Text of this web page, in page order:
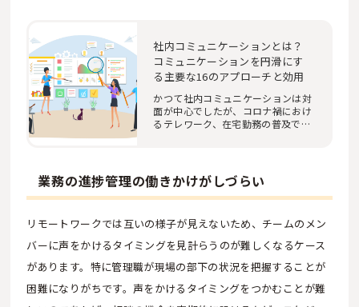
社内コミュニケーションとは？
コミュニケーションを円滑にす
る主要な16のアプローチと効用
かつて社内コミュニケーションは対
面が中心でしたが、コロナ禍におけ
るテレワーク、在宅勤務の普及で、
業務の進捗管理の働きかけがしづらい
リモートワークでは互いの様子が見えないため、チームのメン
バーに声をかけるタイミングを見計らうのが難しくなるケース
があります。特に管理職が現場の部下の状況を把握することが
困難になりがちです。声をかけるタイミングをつかむことが難